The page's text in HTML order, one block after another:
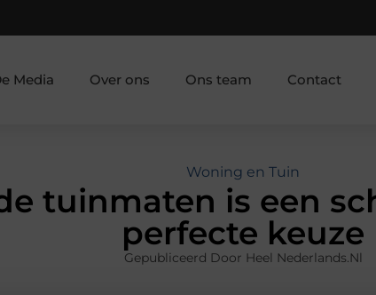
Media Over ons Ons team Contact
Woning en Tuin
tuinmaten is een
perfecte keuze
Gepubliceerd Door Heel Nederlands.nl